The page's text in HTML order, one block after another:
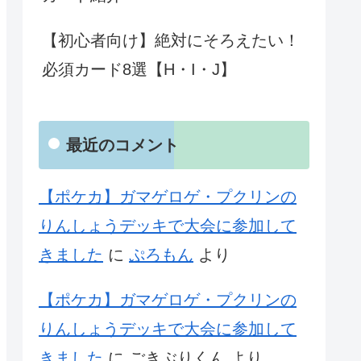
【初心者向け】絶対にそろえたい！
必須カード8選【H・I・J】
最近のコメント
【ポケカ】ガマゲロゲ・プクリンの
りんしょうデッキで大会に参加して
きました に ぷろもん より
【ポケカ】ガマゲロゲ・プクリンの
りんしょうデッキで大会に参加して